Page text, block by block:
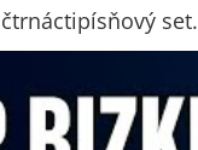
set.